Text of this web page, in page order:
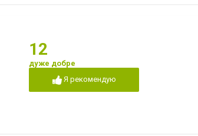
12
дуже добре
Я рекомендую